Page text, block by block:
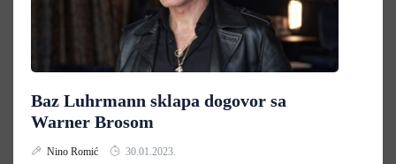
Baz Luhrmann sklapa dogovor sa
Warner Brosom
Nino Romić 30.01.2023.